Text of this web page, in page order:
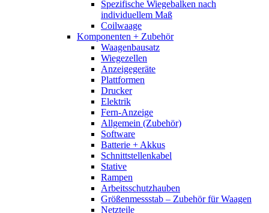
Spezifische Wiegebalken nach
individuellem Maß
Coilwaage
Komponenten + Zubehör
Waagenbausatz
Wiegezellen
Anzeigegeräte
Plattformen
Drucker
Elektrik
Fern-Anzeige
Allgemein (Zubehör)
Software
Batterie + Akkus
Schnittstellenkabel
Stative
Rampen
Arbeitsschutzhauben
Größenmessstab – Zubehör für Waagen
Netzteile